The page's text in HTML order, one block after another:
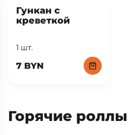
Гункан с
креветкой
1 шт.
7 BYN
Горячие роллы